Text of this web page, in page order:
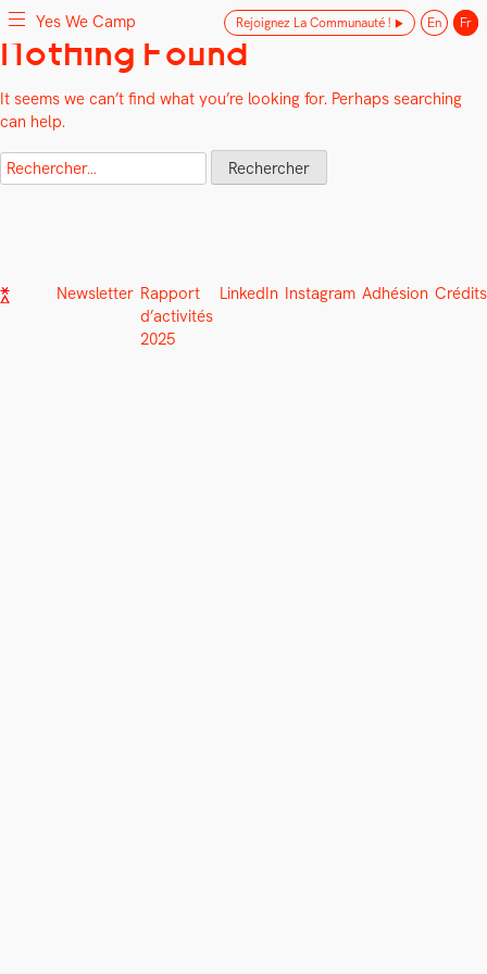
toYes We Camp
Utilisation inventive des espaces disponibles
Nothing Found
It seems we can’t find what you’re looking for. Perhaps searching
can help.
Rechercher :
Newsletter Rapport
d’activités
2025
LinkedIn Instagram Adhésion Crédits
Yes We Camp Rejoignez La Communauté ! En Fr